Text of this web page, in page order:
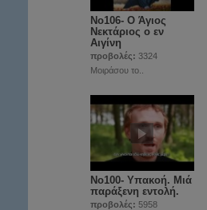
Νο106- Ο Άγιος
Νεκτάριος ο εν
Αιγίνη
προβολές: 3324
Μοιράσου το..
Νο100- Υπακοή. Μιά
παράξενη εντολή.
προβολές: 5958